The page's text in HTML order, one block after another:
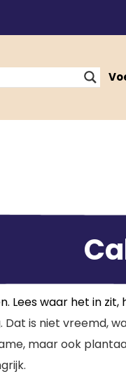
Lees waar het in
Dat is niet
maar ook